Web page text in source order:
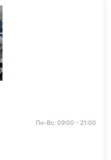
Пн-Вс: 09:00 - 21:00